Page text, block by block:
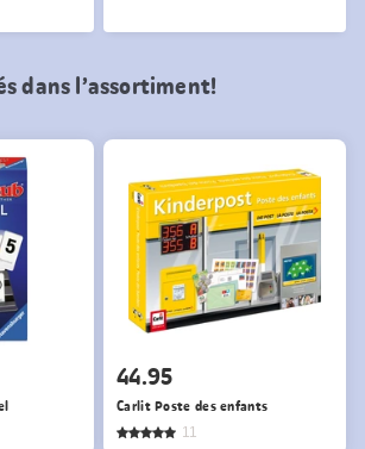
dans l’assortiment!
44.95
Carlit Poste des enfants
11